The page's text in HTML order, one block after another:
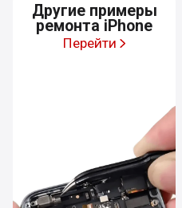
Другие примеры
ремонта iPhone
Перейти